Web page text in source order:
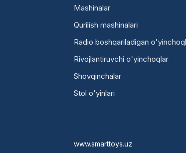
Mashinalar
Qurilish mashinalari
Radio boshqariladigan
Rivojlantiruvchi o'yinchoqlar
Shovqinchalar
Stol o'yinlari
www.smarttoys.uz